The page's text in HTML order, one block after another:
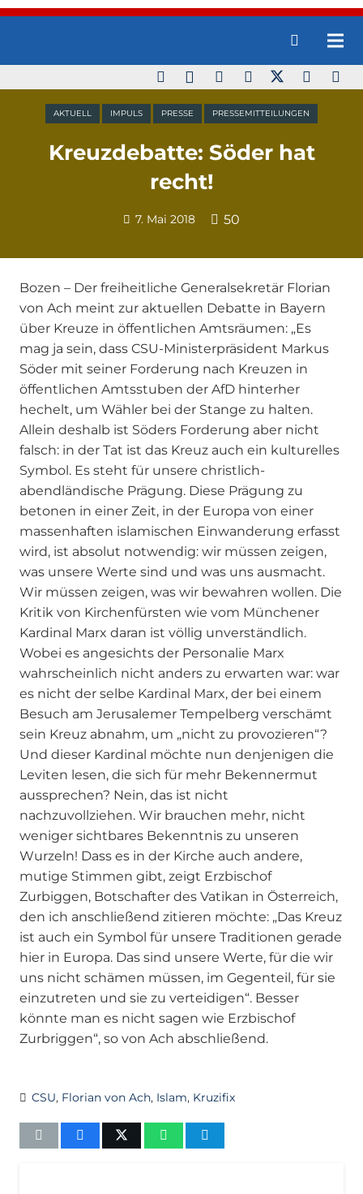
AKTUELL IMPULS PRESSE PRESSEMITTEILUNGEN
Kreuzdebatte: Söder hat
recht!
7. Mai 2018 50
Bozen – Der freiheitliche Generalsekretär Florian
von Ach meint zur aktuellen Debatte in Bayern
über Kreuze in öffentlichen Amtsräumen: „Es
mag ja sein, dass CSU-Ministerpräsident Markus
Söder mit seiner Forderung nach Kreuzen in
öffentlichen Amtsstuben der AfD hinterher
hechelt, um Wähler bei der Stange zu halten.
Allein deshalb ist Söders Forderung aber nicht
falsch: in der Tat ist das Kreuz auch ein kulturelles
Symbol. Es steht für unsere christlich-
abendländische Prägung. Diese Prägung zu
betonen in einer Zeit, in der Europa von einer
massenhaften islamischen Einwanderung erfasst
wird, ist absolut notwendig: wir müssen zeigen,
was unsere Werte sind und was uns ausmacht.
Wir müssen zeigen, was wir bewahren wollen. Die
Kritik von Kirchenfürsten wie vom Münchener
Kardinal Marx daran ist völlig unverständlich.
Wobei es angesichts der Personalie Marx
wahrscheinlich nicht anders zu erwarten war: war
es nicht der selbe Kardinal Marx, der bei einem
Besuch am Jerusalemer Tempelberg verschämt
sein Kreuz abnahm, um „nicht zu provozieren“?
Und dieser Kardinal möchte nun denjenigen die
Leviten lesen, die sich für mehr Bekennermut
aussprechen? Nein, das ist nicht
nachzuvollziehen. Wir brauchen mehr, nicht
weniger sichtbares Bekenntnis zu unseren
Wurzeln! Dass es in der Kirche auch andere,
mutige Stimmen gibt, zeigt Erzbischof
Zurbiggen, Botschafter des Vatikan in Österreich,
den ich anschließend zitieren möchte: „Das Kreuz
ist auch ein Symbol für unsere Traditionen gerade
hier in Europa. Das sind unsere Werte, für die wir
uns nicht schämen müssen, im Gegenteil, für sie
einzutreten und sie zu verteidigen“. Besser
könnte man es nicht sagen wie Erzbischof
Zurbriggen“, so von Ach abschließend.
CSU, Florian von Ach, Islam, Kruzifix